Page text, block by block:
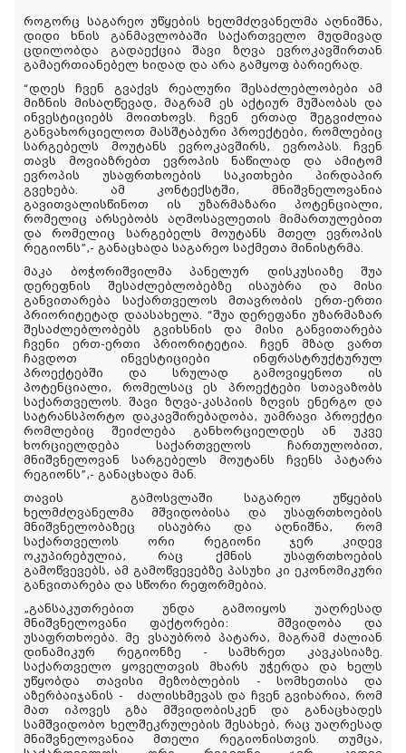
როგორც საგარეო უწყების ხელმძღვანელმა აღნიშნა,
დიდი ხნის განმავლობაში საქართველო მუდმივად
ცდილობდა გადაექცია შავი ზღვა ევროკავშირთან
გამაერთიანებელ ხიდად და არა გამყოფ ბარიერად.
“დღეს ჩვენ გვაქვს რეალური შესაძლებლობები ამ
მიზნის მისაღწევად, მაგრამ ეს აქტიურ მუშაობას და
ინვესტიციებს მოითხოვს. ჩვენ ერთად შეგვიძლია
განვახორციელოთ მასშტაბური პროექტები, რომლებიც
სარგებელს მოუტანს ევროკავშირს, ევროპას. ჩვენ
თავს მოვიაზრებთ ევროპის ნაწილად და ამიტომ
ევროპის უსაფრთხოების საკითხები პირდაპირ
გვეხება. ამ კონტექსტში, მნიშვნელოვანია
გავითვალისწინოთ ის უზარმაზარი პოტენციალი,
რომელიც არსებობს აღმოსავლეთის მიმართულებით
და რომელიც სარგებელს მოუტანს მთელ ევროპის
რეგიონს”,- განაცხადა საგარეო საქმეთა მინისტრმა.
მაკა ბოჭორიშვილმა პანელურ დისკუსიაზე შუა
დერეფნის შესაძლებლობებზე ისაუბრა და მისი
განვითარება საქართველოს მთავრობის ერთ-ერთი
პრიორიტეტად დაასახელა. “შუა დერეფანი უზარმაზარ
შესაძლებლობებს გვიხსნის და მისი განვითარება
ჩვენი ერთ-ერთი პრიორიტეტია. ჩვენ მზად ვართ
ჩავდოთ ინვესტიციები ინფრასტრუქტურულ
პროექტებში და სრულად გამოვიყენოთ ის
პოტენციალი, რომელსაც ეს პროექტები სთავაზობს
საქართველოს. შავი ზღვა-კასპიის ზღვის ენერგო და
სატრანსპორტო დაკავშირებადობა, უამრავი პროექტი
რომლებიც შეიძლება განხორციელდეს ან უკვე
ხორციელდება საქართველოს ჩართულობით,
მნიშვნელოვან სარგებელს მოუტანს ჩვენს პატარა
რეგიონს”,- განაცხადა მან.
თავის გამოსვლაში საგარეო უწყების
ხელმძღვანელმა მშვიდობისა და უსაფრთხოების
მნიშვნელობაზეც ისაუბრა და აღნიშნა, რომ
საქართველოს ორი რეგიონი ჯერ კიდევ
ოკუპირებულია, რაც ქმნის უსაფრთხოების
გამოწვევებს, ამ გამოწვევებზე პასუხი კი ეკონომიკური
განვითარება და სწორი რეფორმებია.
„განსაკუთრებით უნდა გამოიყოს უაღრესად
მნიშვნელოვანი ფაქტორები: მშვიდობა და
უსაფრთხოება. მე ვსაუბრობ პატარა, მაგრამ ძალიან
დინამიკურ რეგიონზე - სამხრეთ კავკასიაზე.
საქართველო ყოველთვის მხარს უჭერდა და ხელს
უწყობდა თავისი მეზობლების - სომხეთისა და
აზერბაიჯანის - ძალისხმევას და ჩვენ გვიხარია, რომ
მათ იპოვეს გზა მშვიდობისკენ და განაცხადეს
სამშვიდობო ხელშეკრულების შესახებ, რაც უაღრესად
მნიშვნელოვანია მთელი რეგიონისთვის. თუმცა,